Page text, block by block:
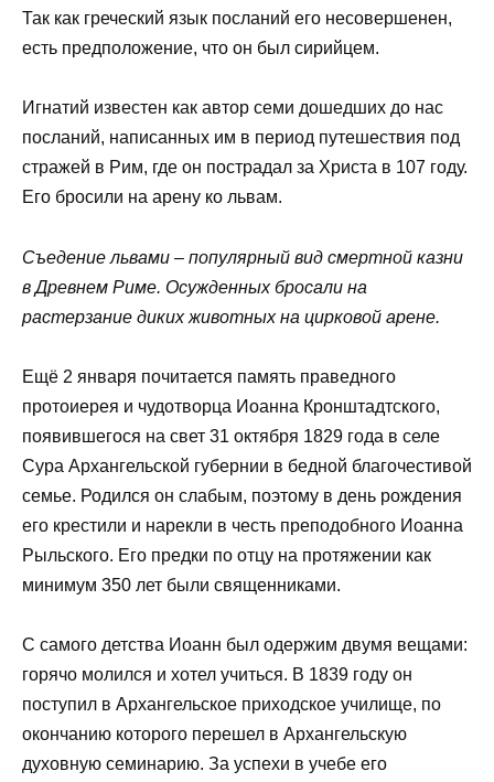
Так как греческий язык посланий его несовершенен,
есть предположение, что он был сирийцем.
Игнатий известен как автор семи дошедших до нас
посланий, написанных им в период путешествия под
стражей в Рим, где он пострадал за Христа в 107 году.
Его бросили на арену ко львам.
Съедение львами – популярный вид смертной казни
в Древнем Риме. Осужденных бросали на
растерзание диких животных на цирковой арене.
Ещё 2 января почитается память праведного
протоиерея и чудотворца Иоанна Кронштадтского,
появившегося на свет 31 октября 1829 года в селе
Сура Архангельской губернии в бедной благочестивой
семье. Родился он слабым, поэтому в день рождения
его крестили и нарекли в честь преподобного Иоанна
Рыльского. Его предки по отцу на протяжении как
минимум 350 лет были священниками.
С самого детства Иоанн был одержим двумя вещами:
горячо молился и хотел учиться. В 1839 году он
поступил в Архангельское приходское училище, по
окончанию которого перешел в Архангельскую
духовную семинарию. За успехи в учебе его